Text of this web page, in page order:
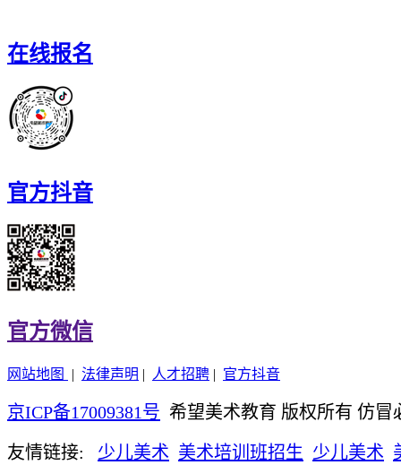
在线报名
官方抖音
官方微信
网站地图 | 法律声明 | 人才招聘 | 官方抖音
京ICP备17009381号 希望美术教育 版权所有 仿冒
友情链接: 少儿美术 美术培训班招生 少儿美术